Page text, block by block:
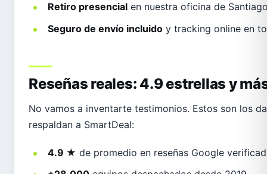
Retiro presencial en nuestra oficina de
Seguro de envío incluido y tracking online en
Reseñas reales: 4.9 estrellas y
No vamos a inventarte testimonios. Estos son los
respaldan a SmartDeal:
4.9 ★ de promedio en reseñas Google